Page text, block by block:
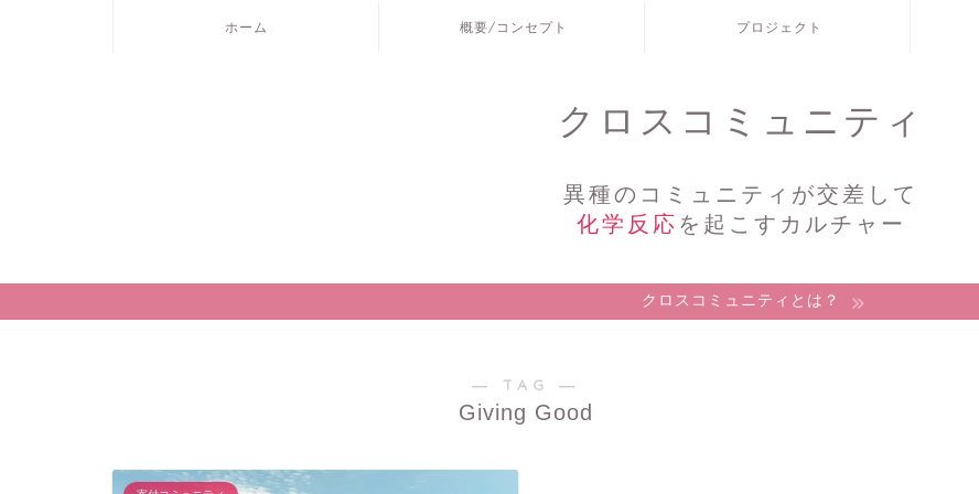
ホーム 概要/コンセプト プロジェクト
クロスコミュニティ
異種のコミュニティが交差して
化学反応 を起こすカルチャー
クロスコミュニティとは？
― TAG ―
Giving Good